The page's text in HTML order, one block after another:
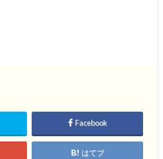
Facebook
はてブ